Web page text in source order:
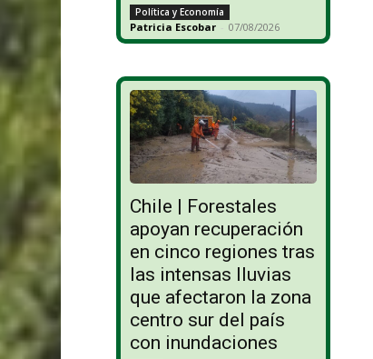
Política y Economía
Patricia Escobar - 07/08/2026
Chile | Forestales
apoyan recuperación
en cinco regiones tras
las intensas lluvias
que afectaron la zona
centro sur del país
con inundaciones